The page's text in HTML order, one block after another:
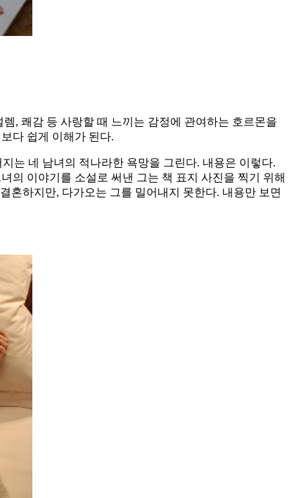
, 쾌감 등 사랑할 때 느끼는 감정에 관여하는 호르몬을
다 쉽게 이해가 된다.
는 네 남녀의 적나라한 욕망을 그린다. 내용은 이렇다.
의 이야기를 소설로 써낸 그는 책 표지 사진을 찍기 위해
혼하지만, 다가오는 그를 밀어내지 못한다. 내용만 보면